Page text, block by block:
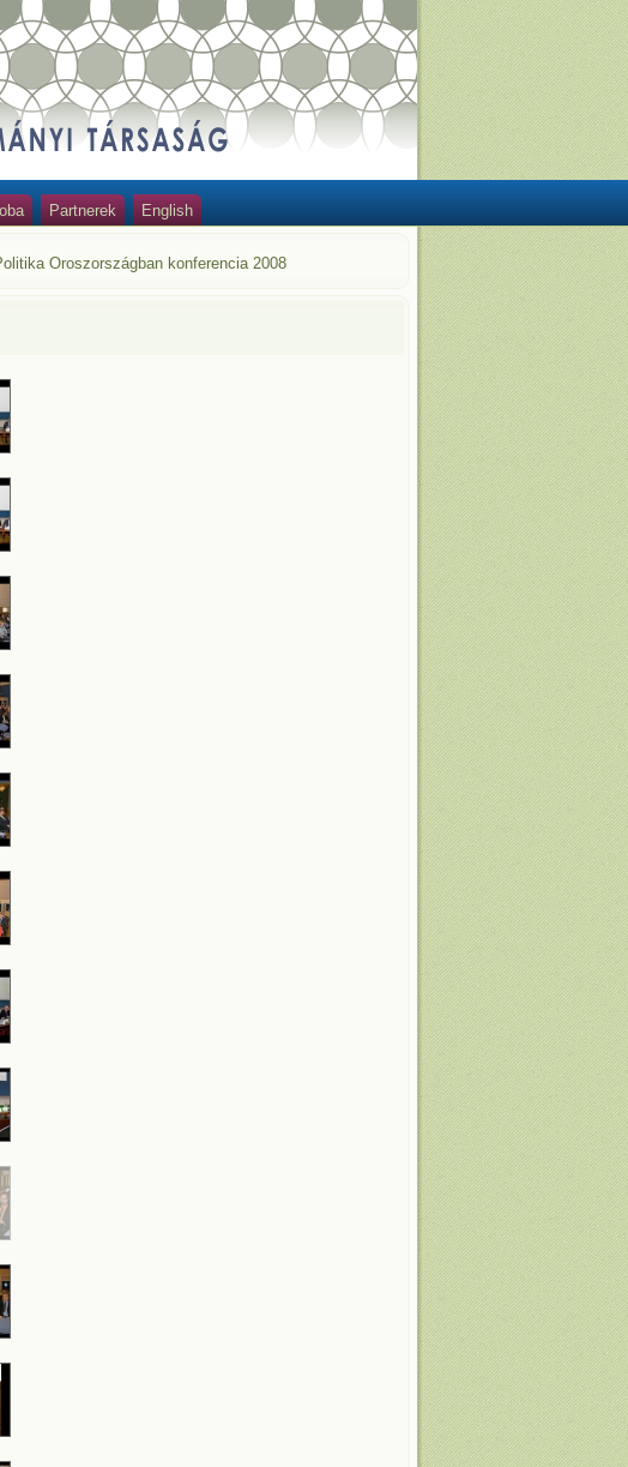
Partnerek English
Oroszországban konferencia 2008